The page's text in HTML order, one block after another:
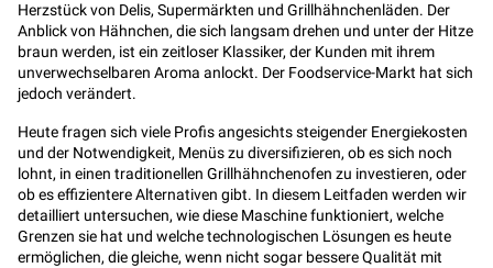
Herzstück von Delis, Supermärkten und Grillhähnchenläden. Der
Anblick von Hähnchen, die sich langsam drehen und unter der Hitze
braun werden, ist ein zeitloser Klassiker, der Kunden mit ihrem
unverwechselbaren Aroma anlockt. Der Foodservice-Markt hat sich
jedoch verändert.
Heute fragen sich viele Profis angesichts steigender Energiekosten
und der Notwendigkeit, Menüs zu diversifizieren, ob es sich noch
lohnt, in einen traditionellen Grillhähnchenofen zu investieren, oder
ob es effizientere Alternativen gibt. In diesem Leitfaden werden wir
detailliert untersuchen, wie diese Maschine funktioniert, welche
Grenzen sie hat und welche technologischen Lösungen es heute
ermöglichen, die gleiche, wenn nicht sogar bessere Qualität mit